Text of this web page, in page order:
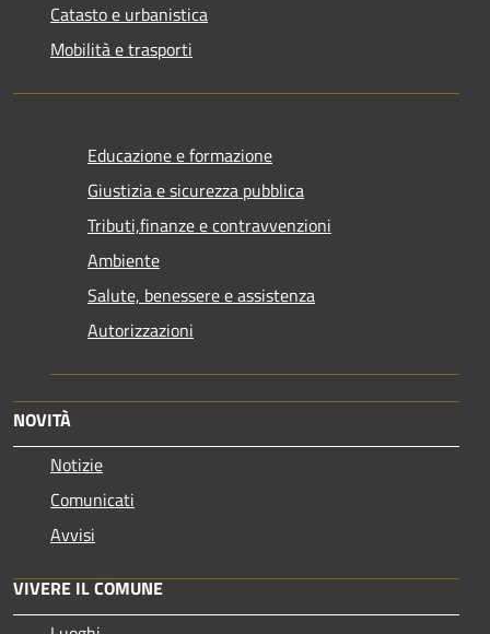
Catasto e urbanistica
Mobilità e trasporti
Educazione e formazione
Giustizia e sicurezza pubblica
Tributi,finanze e contravvenzioni
Ambiente
Salute, benessere e assistenza
Autorizzazioni
NOVITÀ
Notizie
Comunicati
Avvisi
VIVERE IL COMUNE